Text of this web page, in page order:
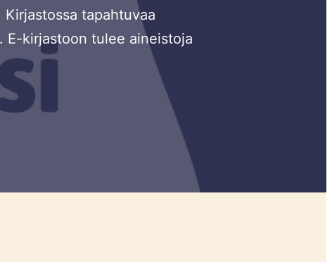
tapahtuvaa
kirjastoon tulee aineistoja